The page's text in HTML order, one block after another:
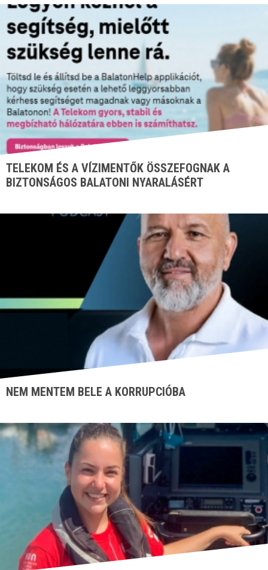
TELEKOM ÉS A VÍZIMENTŐK ÖSSZEFOGNAK A
BIZTONSÁGOS BALATONI NYARALÁSÉRT
NEM MENTEM BELE A KORRUPCIÓBA